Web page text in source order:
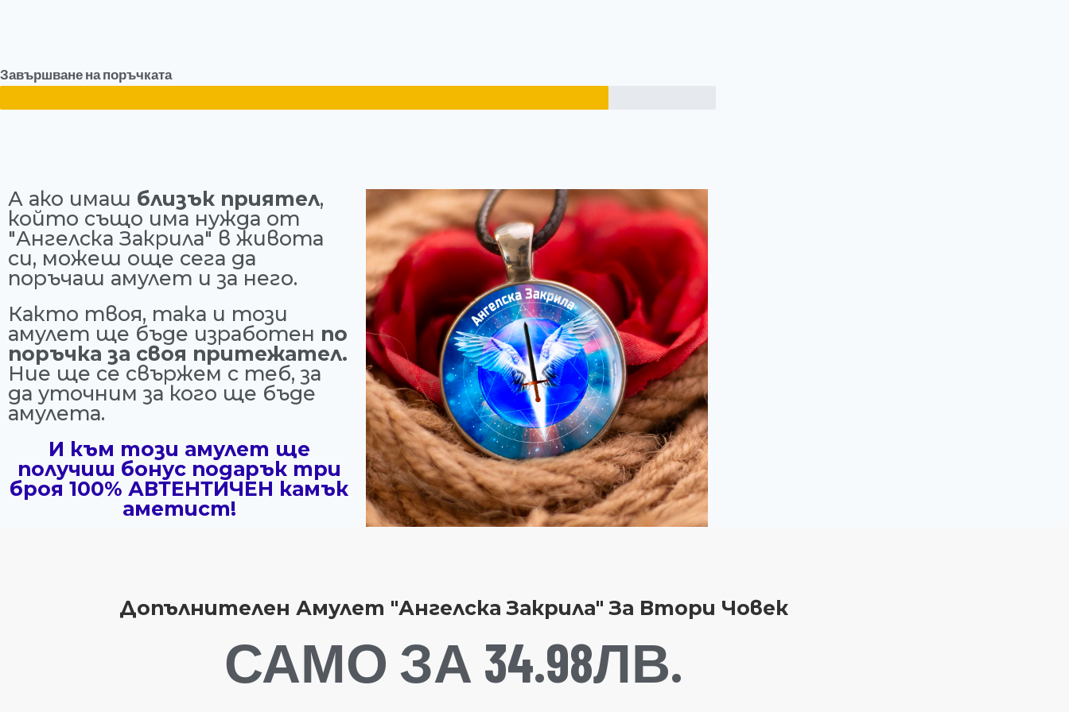
Завършване на поръчката
А ако имаш близък приятел,
който също има нужда от
"Ангелска Закрила" в живота
си, можеш още сега да
поръчаш амулет и за него.
Както твоя, така и този
амулет ще бъде изработен по
поръчка за своя притежател.
Ние ще се свържем с теб, за
да уточним за кого ще бъде
амулета.
И към този амулет ще
получиш бонус подарък три
броя 100% АВТЕНТИЧЕН камък
аметист!
Допълнителен Амулет "Ангелска Закрила" За Втори Човек
САМО ЗА 34.98ЛВ.